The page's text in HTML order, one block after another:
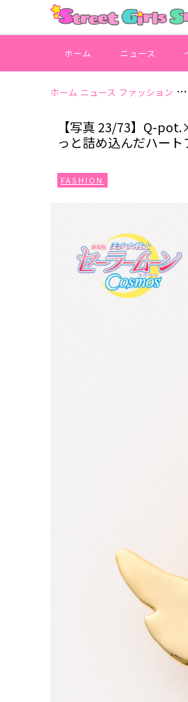
ホーム ニュース
ホーム ニュース ファッション
【写真 23/73】Q-
っと詰め込んだハー
FASHION